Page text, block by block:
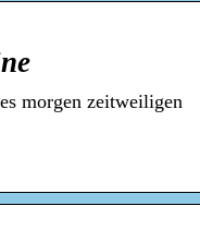
morgen zeitweiligen